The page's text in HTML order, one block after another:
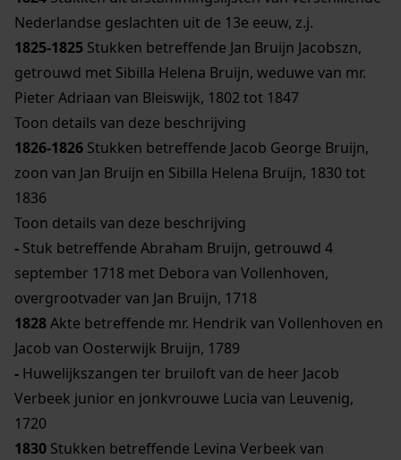
Nederlandse geslachten uit de 13e eeuw, z.j.
1825-1825 Stukken betreffende Jan Bruijn Jacobszn,
getrouwd met Sibilla Helena Bruijn, weduwe van mr.
Pieter Adriaan van Bleiswijk, 1802 tot 1847
Toon details van deze beschrijving
1826-1826 Stukken betreffende Jacob George Bruijn,
zoon van Jan Bruijn en Sibilla Helena Bruijn, 1830 tot
1836
Toon details van deze beschrijving
- Stuk betreffende Abraham Bruijn, getrouwd 4
september 1718 met Debora van Vollenhoven,
overgrootvader van Jan Bruijn, 1718
1828Akte betreffende mr. Hendrik van Vollenhoven en
Jacob van Oosterwijk Bruijn, 1789
- Huwelijkszangen ter bruiloft van de heer Jacob
Verbeek junior en jonkvrouwe Lucia van Leuvenig,
1720
1830 Stukken betreffende Levina Verbeek van